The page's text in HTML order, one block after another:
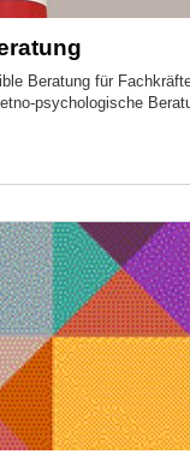
Beratung für
psychologische